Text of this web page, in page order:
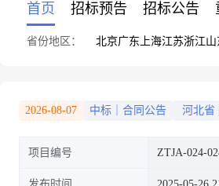
首页 招标预告 招标公告
省份地区： 北京广东 上海江苏浙江山
2026-08-07 中标｜合同公告 河北省
项目编号 ZTJA-024-